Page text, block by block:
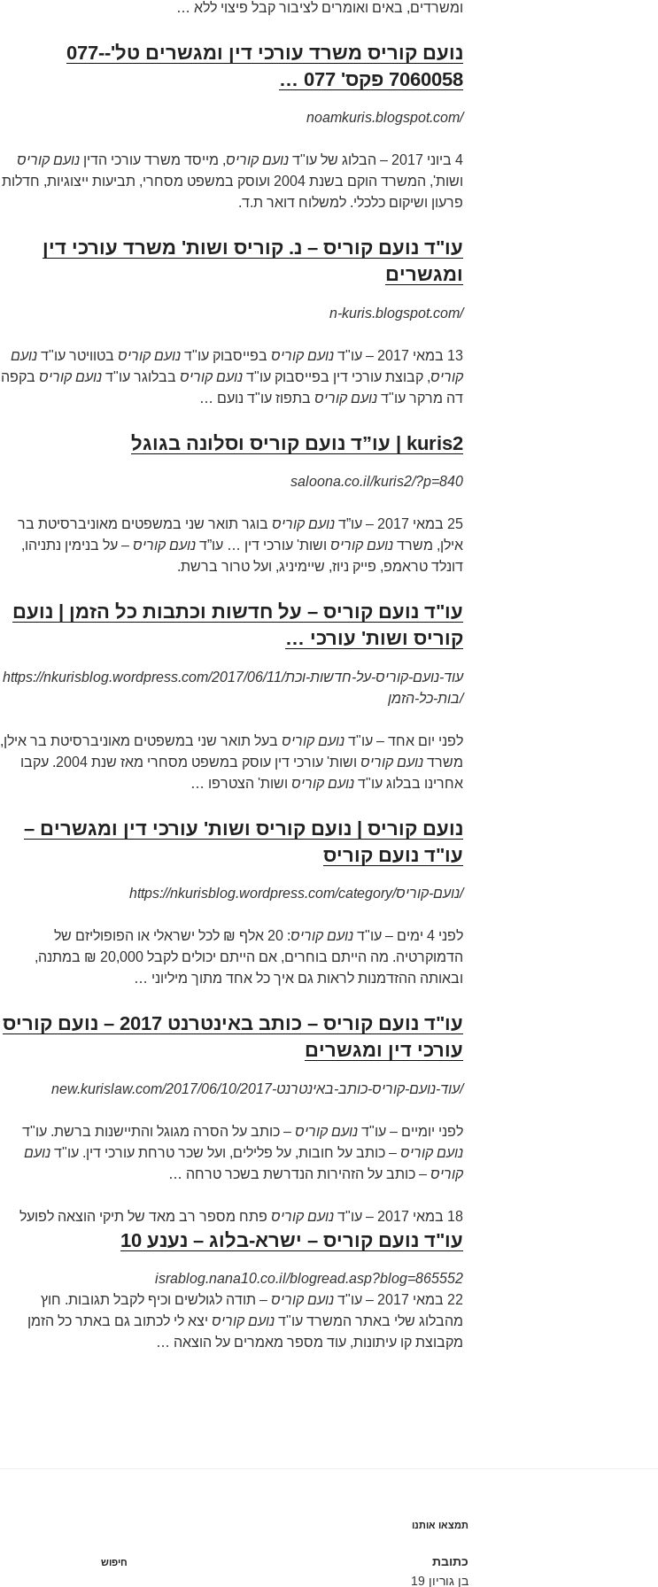
ומשרדים, באים ואומרים לציבור קבל פיצוי ללא …
נועם קוריס משרד עורכי דין ומגשרים טל'-077-
7060058 פקס' 077 …
noamkuris.blogspot.com/
4 ביוני 2017 – הבלוג של עו"ד נועם קוריס, מייסד משרד עורכי הדין נועם קוריס
ושות', המשרד הוקם בשנת 2004 ועוסק במשפט מסחרי, תביעות ייצוגיות, חדלות
פרעון ושיקום כלכלי. למשלוח דואר ת.ד.
עו"ד נועם קוריס – נ. קוריס ושות' משרד עורכי דין
ומגשרים
n-kuris.blogspot.com/
13 במאי 2017 – עו"ד נועם קוריס בפייסבוק עו"ד נועם קוריס בטוויטר עו"ד נועם
קוריס, קבוצת עורכי דין בפייסבוק עו"ד נועם קוריס בבלוגר עו"ד נועם קוריס בקפה
דה מרקר עו"ד נועם קוריס בתפוז עו"ד נועם …
kuris2 | עו”ד נועם קוריס וסלונה בגוגל
saloona.co.il/kuris2/?p=840
25 במאי 2017 – עו”ד נועם קוריס בוגר תואר שני במשפטים מאוניברסיטת בר
אילן, משרד נועם קוריס ושות' עורכי דין … עו”ד נועם קוריס – על בנימין נתניהו,
דונלד טראמפ, פייק ניוז, שיימיניג, ועל טרור ברשת.
עו"ד נועם קוריס – על חדשות וכתבות כל הזמן | נועם
קוריס ושות' עורכי …
https://nkurisblog.wordpress.com/2017/06/11/עוד-נועם-קוריס-על-חדשות-וכת
בות-כל-הזמן/
לפני יום אחד – עו"ד נועם קוריס בעל תואר שני במשפטים מאוניברסיטת בר אילן,
משרד נועם קוריס
ושות' עורכי דין עוסק במשפט מסחרי מאז שנת 2004. עקבו
אחרינו בבלוג עו"ד נועם קוריס ושות' הצטרפו …
נועם קוריס | נועם קוריס ושות' עורכי דין ומגשרים –
עו"ד נועם קוריס
https://nkurisblog.wordpress.com/category/נועם-קוריס/
לפני 4 ימים – עו"ד נועם קוריס
: 20 אלף ₪ לכל ישראלי או הפופוליזם של
הדמוקרטיה. מה הייתם בוחרים, אם הייתם יכולים לקבל 20,000 ₪ במתנה,
ובאותה ההזדמנות לראות גם איך כל אחד מתוך מיליוני …
עו"ד נועם קוריס – כותב באינטרנט 2017 – נועם קוריס
עורכי דין ומגשרים
new.kurislaw.com/2017/06/10/עוד-נועם-קוריס-כותב-באינטרנט-2017/
לפני יומיים – עו"ד נועם קוריס – כותב על הסרה מגוגל והתיישנות ברשת. עו"ד
נועם קוריס – כותב על חובות, על פלילים, ועל שכר טרחת עורכי דין. עו"ד נועם
קוריס – כותב על הזהירות הנדרשת בשכר טרחה …
18 במאי 2017 – עו"ד נועם קוריס פתח מספר רב מאד של תיקי הוצאה לפועל
עו"ד נועם קוריס – ישרא-בלוג – נענע 10
israblog.nana10.co.il/blogread.asp?blog=865552
22 במאי 2017 –
עו"ד נועם קוריס – תודה לגולשים וכיף לקבל תגובות. חוץ
מהבלוג שלי באתר המשרד עו"ד נועם קוריס יצא לי לכתוב גם באתר כל הזמן
מקבוצת קו עיתונות, עוד מספר מאמרים על הוצאה …
תמצאו אותנו
כתובת
בן גוריון 19
חיפוש